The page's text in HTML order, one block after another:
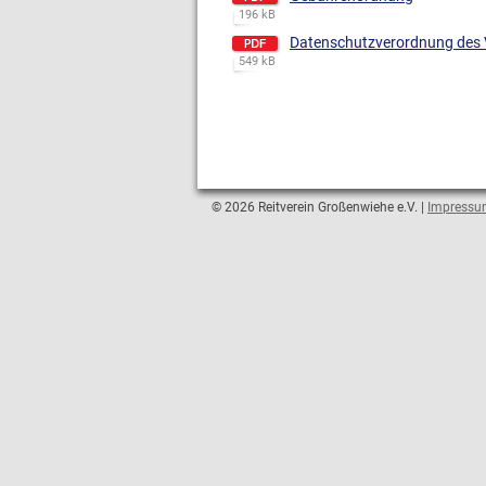
196 kB
549 kB
Datenschutzverordnung des
© 2026 Reitverein Großenwiehe e.V. |